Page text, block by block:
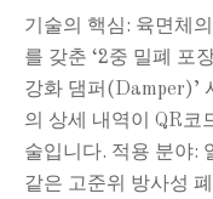
기술의 핵심: 육면체
를 갖춘 ‘2중 밀폐 포
강화 댐퍼(Damper)’
의 상세 내역이 QR코
술입니다. 적용 분야:
같은 고준위 방사성